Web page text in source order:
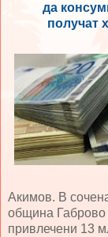
да
получат
Акимов. В
община Габрово
привлечени 13